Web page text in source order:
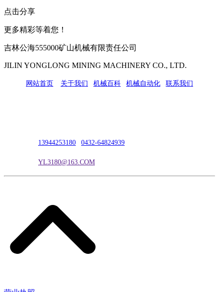
点击分享
更多精彩等着您！
吉林公海555000矿山机械有限责任公司
JILIN YONGLONG MINING MACHINERY CO., LTD.
网站首页 关于我们 机械百科 机械自动化 联系我们
13944253180 0432-64824939
YL3180@163.COM